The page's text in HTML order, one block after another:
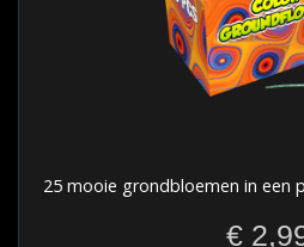
25 mooie grondbloemen in een
€